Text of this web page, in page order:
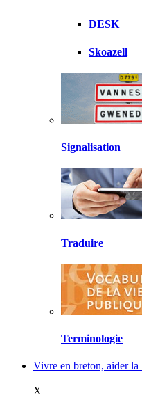
DESK
Skoazell
Signalisation
Traduire
Terminologie
Vivre en breton, aider la
X